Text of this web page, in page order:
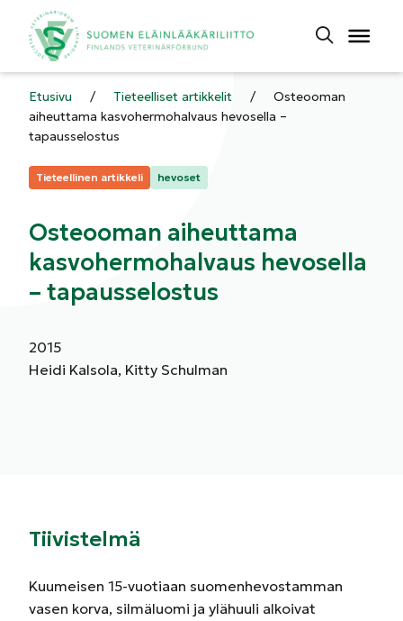
Etusivu / Tieteelliset artikkelit /
Osteooman
aiheuttama kasvohermohalvaus hevosella –
tapausselostus
Kategoriat:
Tieteellinen artikkeli hevoset
Osteooman aiheuttama
kasvohermohalvaus hevosella
– tapausselostus
2015
Heidi Kalsola, Kitty Schulman
Tiivistelmä
Kuumeisen 15-vuotiaan suomenhevostamman
vasen korva, silmäluomi ja ylähuuli alkoivat